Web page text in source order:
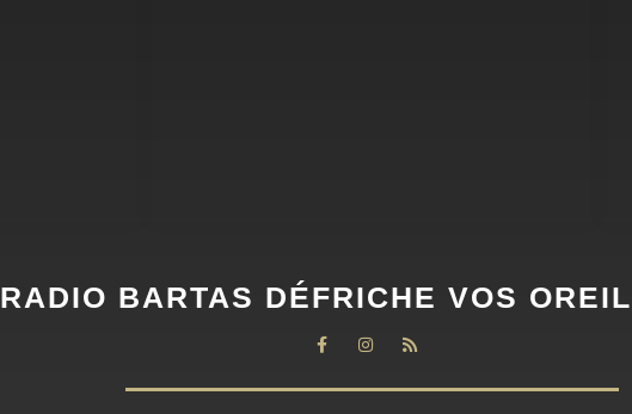
RADIO BARTAS DÉFRICHE VOS